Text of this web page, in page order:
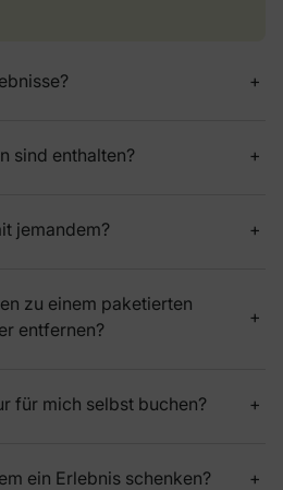
sind enthalten?
jemandem?
zu einem paketierten
entfernen?
für mich selbst buchen?
ein Erlebnis schenken?